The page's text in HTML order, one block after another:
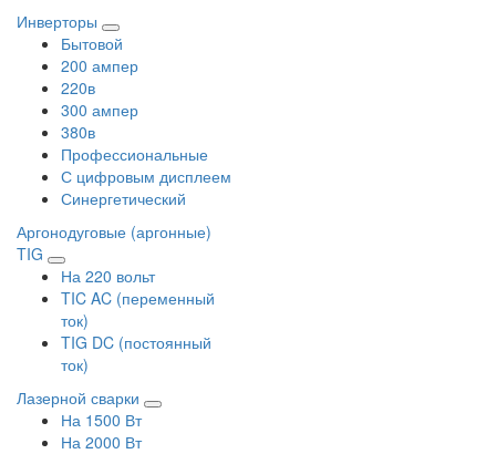
Инверторы
Бытовой
200 ампер
220в
300 ампер
380в
Профессиональные
С цифровым дисплеем
Синергетический
Аргонодуговые (аргонные)
TIG
На 220 вольт
TIC AC (переменный
ток)
TIG DC (постоянный
ток)
Лазерной сварки
На 1500 Вт
На 2000 Вт